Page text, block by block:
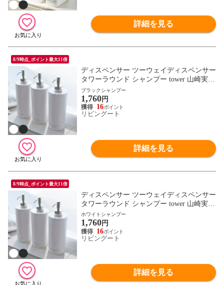
詳細を見る
8/9時点_ポイント最大11倍
ディスペンサー ツーウェイディスペンサー
タワーラウンド シャンプー tower 山崎実業
（ ボディーソープ コンディショナー リン
ス お風呂 ボトル 詰め替えボトル 白 黒 詰
め替え容器 おしゃれ ソープ ） 【 ブラッ
クシャンプー 】
ブラックシャンプー
1,760円
16
リビングート
詳細を見る
8/9時点_ポイント最大11倍
ディスペンサー ツーウェイディスペンサー
タワーラウンド シャンプー tower 山崎実業
（ ボディーソープ コンディショナー リン
ス お風呂 ボトル 詰め替えボトル 白 黒 詰
め替え容器 おしゃれ ソープ ） 【 ホワイ
トシャンプー 】
ホワイトシャンプー
1,760円
16
リビングート
詳細を見る